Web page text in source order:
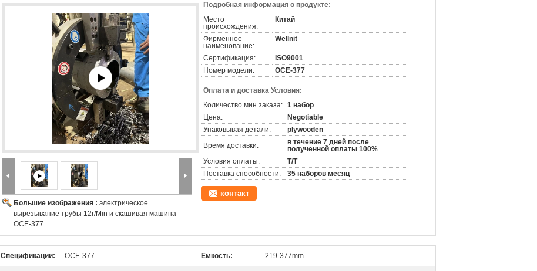
Большие изображения : электрическое
вырезывание трубы 12r/Min и скашивая машина
OCE-377
Подробная информация о продукте:
Место
происхождения:
Китай
Фирменное
наименование:
Wellnit
Сертификация:
ISO9001
Номер модели:
OCE-377
Оплата и доставка Условия:
Количество мин заказа: 1 набор
Цена:
Negotiable
Упаковывая детали:
plywooden
Время доставки:
в течение 7 дней после
полученной оплаты 100%
Условия оплаты:
T/T
Поставка способности:
35 наборов месяц
контакт
Спецификации: OCE-377 Емкость: 219-377mm